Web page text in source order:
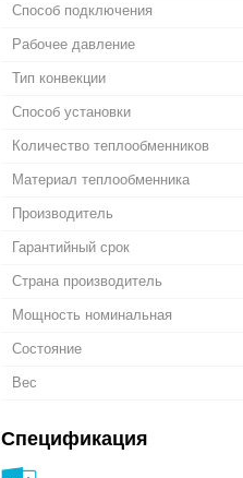
Способ подключения
Рабочее давление
Тип конвекции
Способ установки
Количество теплообменников
Материал теплообменника
Производитель
Гарантийный срок
Страна производитель
Мощность номинальная
Состояние
Вес
Спецификация